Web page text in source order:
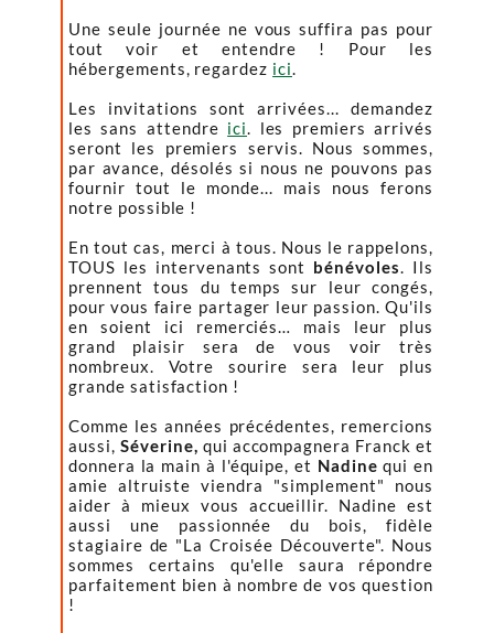
Une seule journée ne vous suffira pas pour
tout voir et entendre ! Pour les
hébergements, regardez ici.
Les invitations sont arrivées... demandez
les sans attendre ici. les premiers arrivés
seront les premiers servis. Nous sommes,
par avance, désolés si nous ne pouvons pas
fournir tout le monde... mais nous ferons
notre possible !
En tout cas, merci à tous. Nous le rappelons,
TOUS les intervenants sont bénévoles. Ils
prennent tous du temps sur leur congés,
pour vous faire partager leur passion. Qu'ils
en soient ici remerciés… mais leur plus
grand plaisir sera de vous voir très
nombreux. Votre sourire sera leur plus
grande satisfaction !
Comme les années précédentes, remercions
aussi, Séverine, qui accompagnera Franck et
donnera la main à l'équipe, et Nadine qui en
amie altruiste viendra "simplement" nous
aider à mieux vous accueillir. Nadine est
aussi une passionnée du bois, fidèle
stagiaire de "La Croisée Découverte". Nous
sommes certains qu'elle saura répondre
parfaitement bien à nombre de vos question
!